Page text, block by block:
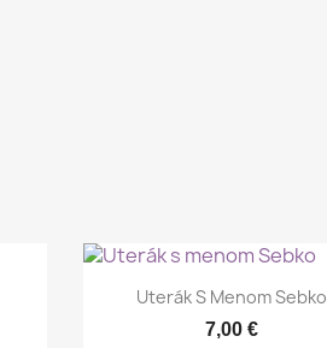
Rýchly náhľad
Uterák S Menom Sebko
7,00 €